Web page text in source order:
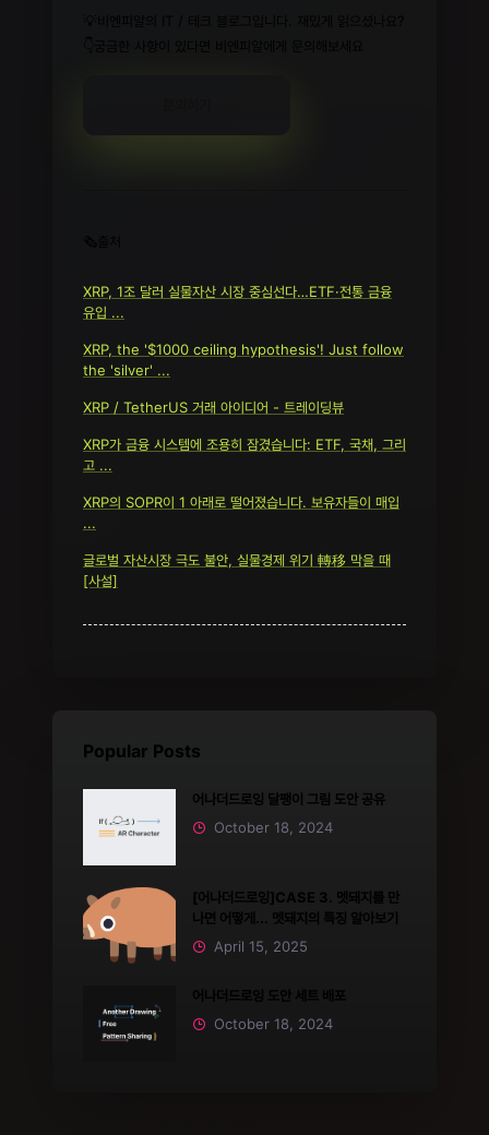
XRP, 1조 달러 실물자산 시장 중심선다…ETF·전통 금융
유입 ...
XRP, the '$1000 ceiling hypothesis'! Just follow
the 'silver' ...
XRP / TetherUS 거래 아이디어 - 트레이딩뷰
XRP가 금융 시스템에 조용히 잠겼습니다: ETF, 국채, 그리
고 ...
XRP의 SOPR이 1 아래로 떨어졌습니다. 보유자들이 매입
...
글로벌 자산시장 극도 불안, 실물경제 위기 轉移 막을 때
[사설]
Popular Posts
어나더드로잉 달팽이 그림 도안 공유
October 18, 2024
[어나더드로잉]CASE 3. 멧돼지를 만
나면 어떻게... 멧돼지의 특징 알아보기
April 15, 2025
October 18, 2024